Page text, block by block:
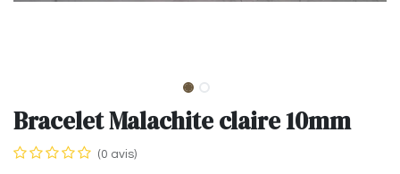
Bracelet Malachite claire 10mm
(0 avis)